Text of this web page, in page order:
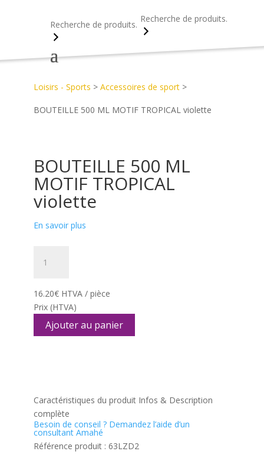
Recherche
Recherche
Accueil
Découvrez notre catalogue d’objets publicitaires
Loisirs - Sports > Accessoires de sport>
BOUTEILLE 500 ML MOTIF TROPICAL violette
BOUTEILLE 500 ML
MOTIF TROPICAL
violette
En savoir plus
500
ML
MOTIF
TROPICAL
16.20€HTVA / pièce
Prix (HTVA)
Ajouter au panier
Caractéristiques du produit Infos & Description
complète
Besoin de conseil ? Demandez l’aide d’un
consultant Amahé
Référence produit : 63LZD2